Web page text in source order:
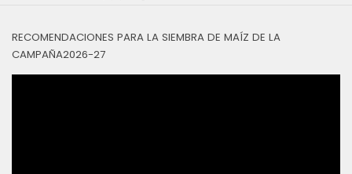
RECOMENDACIONES PARA LA SIEMBRA DE MAÍZ DE LA
CAMPAÑA2026-27